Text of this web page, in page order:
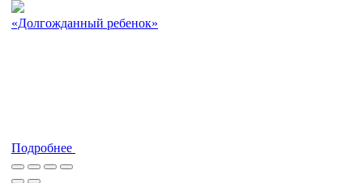
«Долгожданный ребенок»
Подробнее